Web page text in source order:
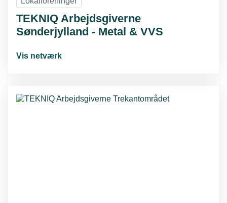
TEKNIQ Arbejdsgiverne
Sønderjylland - Metal & VVS
Vis netværk